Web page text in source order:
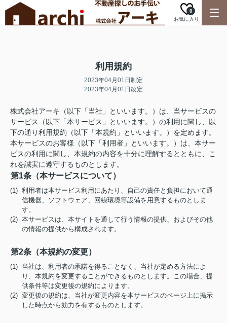
お気に入り
0
利用規約
2023年04月01日制定
2023年04月01日改定
株式会社アーキ（以下「当社」といいます。）は、当サービスの
サービス（以下「本サービス」といいます。）の利用に関し、以
下の通り利用規約（以下「本規約」といいます。）を定めます。
本サービスのお客様（以下「利用者」といいます。）は、本サー
ビスの利用に関し、本規約の内容を十分に理解するとともに、こ
れを誠実に遵守するものとします。
第1条（本サービスについて）
(1) 利用者は本サービス利用にあたり、自己の責任と負担において通
信機器、ソフトウェア、回線環境等設備を用意するものとしま
す。
(2) 本サービスは、本サイトを通して行う情報の提供、およびその他
の情報の提供から構成されます。
第2条（本規約の変更）
(1) 当社は、利用者の承諾を得ることなく、当社が定める方法によ
り、本規約を変更することができるものとします。この場合、提
供条件等は変更後の規約によります。
(2) 変更後の規約は、当社が変更内容を本サービスのページ上に掲示
した時点から効力を有するものとします。